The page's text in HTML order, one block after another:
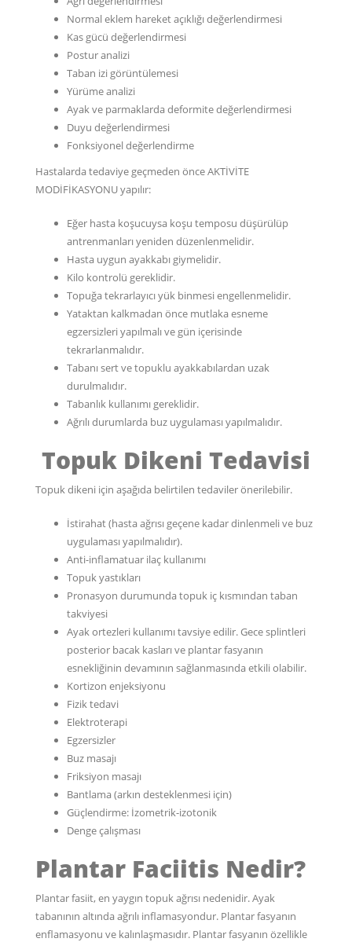
Normal eklem hareket açıklığı değerlendirmesi
Kas gücü değerlendirmesi
Postur analizi
Taban izi görüntülemesi
Yürüme analizi
Ayak ve parmaklarda deformite değerlendirmesi
Duyu değerlendirmesi
Fonksiyonel değerlendirme
Hastalarda tedaviye geçmeden önce AKTİVİTE
MODİFİKASYONU yapılır:
Eğer hasta koşucuysa koşu temposu düşürülüp
antrenmanları yeniden düzenlenmelidir.
Hasta uygun ayakkabı giymelidir.
Kilo kontrolü gereklidir.
Topuğa tekrarlayıcı yük binmesi engellenmelidir.
Yataktan kalkmadan önce mutlaka esneme
egzersizleri yapılmalı ve gün içerisinde
tekrarlanmalıdır.
Tabanı sert ve topuklu ayakkabılardan uzak
durulmalıdır.
Tabanlık kullanımı gereklidir.
Ağrılı durumlarda buz uygulaması yapılmalıdır.
Topuk Dikeni Tedavisi
Topuk dikeni için aşağıda belirtilen tedaviler önerilebilir.
İstirahat (hasta ağrısı geçene kadar dinlenmeli ve buz
uygulaması yapılmalıdır).
Anti-inflamatuar ilaç kullanımı
Topuk yastıkları
Pronasyon durumunda topuk iç kısmından taban
takviyesi
Ayak ortezleri kullanımı tavsiye edilir. Gece splintleri
posterior bacak kasları ve plantar fasyanın
esnekliğinin devamının sağlanmasında etkili olabilir.
Kortizon enjeksiyonu
Fizik tedavi
Elektroterapi
Egzersizler
Buz masajı
Friksiyon masajı
Bantlama (arkın desteklenmesi için)
Güçlendirme: İzometrik-izotonik
Denge çalışması
Plantar Faciitis Nedir?
Plantar fasiit, en yaygın topuk ağrısı nedenidir. Ayak
tabanının altında ağrılı inflamasyondur. Plantar fasyanın
enflamasyonu ve kalınlaşmasıdır. Plantar fasyanın özellikle